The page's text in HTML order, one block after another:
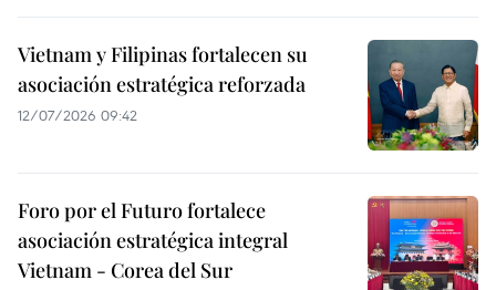
Vietnam y Filipinas fortalecen su
asociación estratégica reforzada
12/07/2026 09:42
Foro por el Futuro fortalece
asociación estratégica integral
Vietnam - Corea del Sur